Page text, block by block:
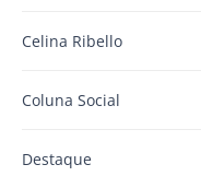
Celina Ribello
Coluna Social
Destaque